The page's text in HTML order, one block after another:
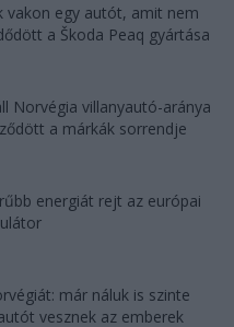
vakon egy autót, amit nem
a Škoda Peaq gyártása
Norvégia villanyautó-aránya
a márkák sorrendje
energiát rejt az európai
már náluk is szinte
vesznek az emberek